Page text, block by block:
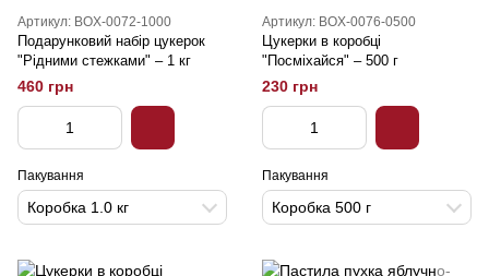
Артикул: BOX-0072-1000
Подарунковий набір цукерок
"Рідними стежками" – 1 кг
460 грн
Пакування
Коробка 1.0 кг
Артикул: BOX-0076-0500
Цукерки в коробці
"Посміхайся" – 500 г
230 грн
Пакування
Коробка 500 г